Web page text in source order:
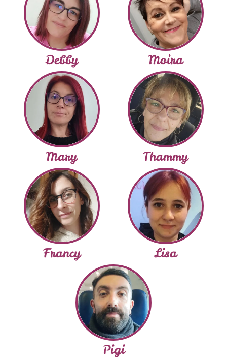
Debby Moira
Mary Thammy
Francy Lisa
Pigi